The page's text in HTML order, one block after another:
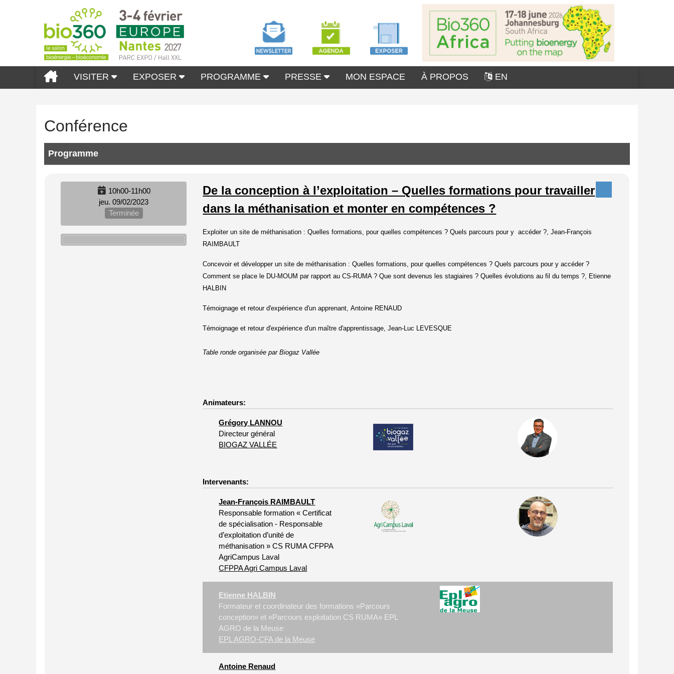
VISITER EXPOSER PROGRAMME PRESSE MON ESPACE À PROPOS EN
Conférence
Programme
10h00-11h00
jeu. 09/02/2023
Terminée
De la conception à l’exploitation – Quelles formations pour travailler
dans la méthanisation et monter en compétences ?
Exploiter un site de méthanisation : Quelles formations, pour quelles compétences ? Quels parcours pour y accéder?,Jean-François
RAIMBAULT
Concevoir et développer un site de méthanisation : Quelles formations, pour quelles compétences ? Quels parcours pour y accéder ?
Comment se place le DU-MOUM par rapport au CS-RUMA ? Que sont devenus les stagiaires ? Quelles évolutions au fil du temps ?, Etienne
HALBIN
Témoignage et retour d'expérience d'un apprenant,Antoine RENAUD
Témoignage et retour d'expérience d'un maître d'apprentissage,Jean-Luc LEVESQUE
Table ronde organisée par Biogaz Vallée
Animateurs:
Grégory LANNOU
Directeur général
BIOGAZ VALLÉE
Intervenants:
Jean-François RAIMBAULT
Responsable formation « Certificat
de spécialisation - Responsable
d’exploitation d’unité de
méthanisation » CS RUMA CFPPA
AgriCampus Laval
CFPPA Agri Campus Laval
Etienne HALBIN
Formateur et coordinateur des formations «Parcours
conception» et «Parcours exploitation CS RUMA» EPL
AGRO de la Meuse
EPL AGRO-CFA de la Meuse
Antoine Renaud